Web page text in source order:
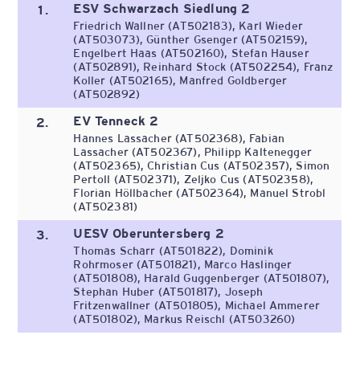
1. ESV Schwarzach Siedlung 2
Friedrich Wallner (AT502183), Karl Wieder
(AT503073), Günther Gsenger (AT502159),
Engelbert Haas (AT502160), Stefan Hauser
(AT502891), Reinhard Stock (AT502254), Franz
Koller (AT502165), Manfred Goldberger
(AT502892)
2. EV Tenneck 2
Hannes Lassacher (AT502368), Fabian
Lassacher (AT502367), Philipp Kaltenegger
(AT502365), Christian Cus (AT502357), Simon
Pertoll (AT502371), Zeljko Cus (AT502358),
Florian Höllbacher (AT502364), Manuel Strobl
(AT502381)
3. UESV Oberuntersberg 2
Thomas Scharr (AT501822), Dominik
Rohrmoser (AT501821), Marco Haslinger
(AT501808), Harald Guggenberger (AT501807),
Stephan Huber (AT501817), Joseph
Fritzenwallner (AT501805), Michael Ammerer
(AT501802), Markus Reischl (AT503260)